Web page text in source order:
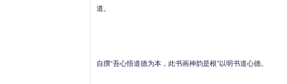
道。
自撰“吾心悟道德为本，此书画神韵是根”以明书道心德。